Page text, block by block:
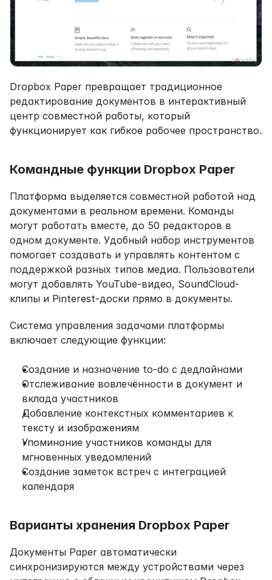
Dropbox Paper превращает традиционное
редактирование документов в интерактивный
центр совместной работы, который
функционирует как гибкое рабочее пространство.
Командные функции Dropbox Paper
Платформа выделяется совместной работой над
документами в реальном времени. Команды
могут работать вместе, до 50 редакторов в
одном документе. Удобный набор инструментов
помогает создавать и управлять контентом с
поддержкой разных типов медиа. Пользователи
могут добавлять YouTube-видео, SoundCloud-
клипы и Pinterest-доски прямо в документы.
Система управления задачами платформы
включает следующие функции:
Создание и назначение to-do с дедлайнами
Отслеживание вовлечённости в документ и
вклада участников
Добавление контекстных комментариев к
тексту и изображениям
Упоминание участников команды для
мгновенных уведомлений
Создание заметок встреч с интеграцией
календаря
Варианты хранения Dropbox Paper
Документы Paper автоматически
синхронизируются между устройствами через